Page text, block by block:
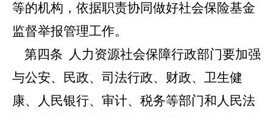
等的机构，依据职责协同做好社会保险基金
监督举报管理工作。
第四条 人力资源社会保障行政部门要加强
与公安、民政、司法行政、财政、卫生健
康、人民银行、审计、税务等部门和人民法